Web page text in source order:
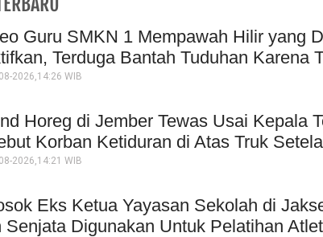
Guru SMKN 1 Mempawah Hilir yang
Terduga Bantah Tuduhan Karena
2026,14:26 WIB
Horeg di Jember Tewas Usai Kepala
Korban Ketiduran di Atas Truk
2026,14:21 WIB
Eks Ketua Yayasan Sekolah di
Senjata Digunakan Untuk Pelatihan Atlet